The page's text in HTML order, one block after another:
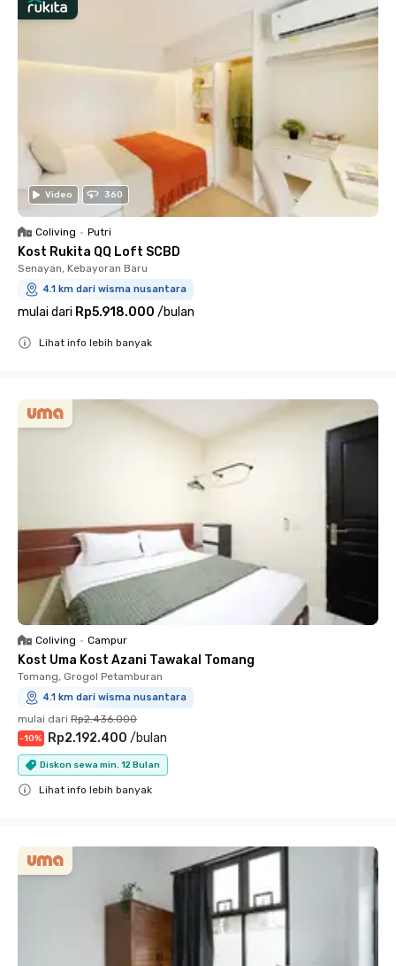
Video 360
Coliving • Putri
Kost Rukita QQ Loft SCBD
Senayan, Kebayoran Baru
4.1 km dari wisma nusantara
mulai dari Rp5.918.000 /bulan
Lihat info lebih banyak
Coliving • Campur
Kost Uma Kost Azani Tawakal Tomang
Tomang, Grogol Petamburan
4.1 km dari wisma nusantara
mulai dari Rp2.436.000
-10% Rp2.192.400 /bulan
Diskon sewa min. 12 Bulan
Lihat info lebih banyak